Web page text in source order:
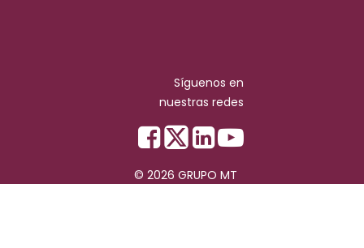
Síguenos en
nuestras redes
© 2026 GRUPO MT